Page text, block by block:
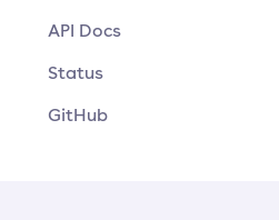
API Docs
Status
GitHub